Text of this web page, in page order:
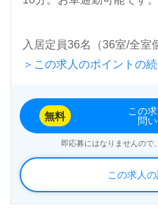
入居定員36名（36室/全室
ピス大泉学園ハウス』フ
大臣が定める特定疾患等
ピスを北海道、東京都、
大阪府、兵庫県に展開さ
感謝のお手紙＊が届く企
続々開設予定です。
＞この求人のポイントの
この求人
無料
この
問
即応募にはなりませんので